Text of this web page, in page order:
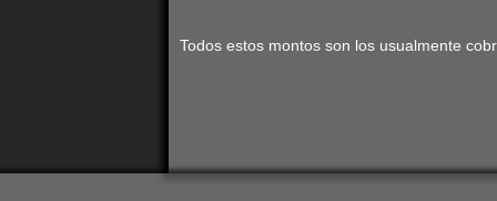
Todos estos montos son los usualmente